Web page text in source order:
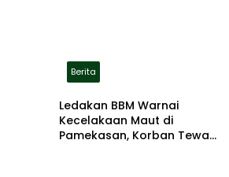
Berita
Ledakan BBM Warnai
Kecelakaan Maut di
Pamekasan, Korban Tewas